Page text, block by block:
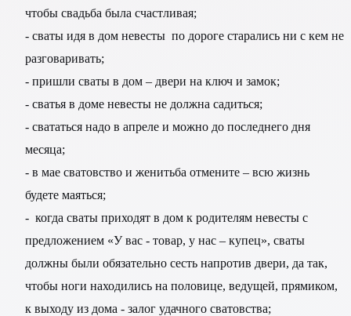
чтобы свадьба была счастливая;
- сваты идя в дом невесты по дороге старались ни с кем не
разговаривать;
- пришли сваты в дом – двери на ключ и замок;
- сватья в доме невесты не должна садиться;
- свататься надо в апреле и можно до последнего дня
месяца;
- в мае сватовство и женитьба отмените – всю жизнь
будете маяться;
- когда сваты приходят в дом к родителям невесты с
предложением «У вас - товар, у нас – купец», сваты
должны были обязательно сесть напротив двери, да так,
чтобы ноги находились на половице, ведущей, прямиком,
к выходу из дома - залог удачного сватовства;